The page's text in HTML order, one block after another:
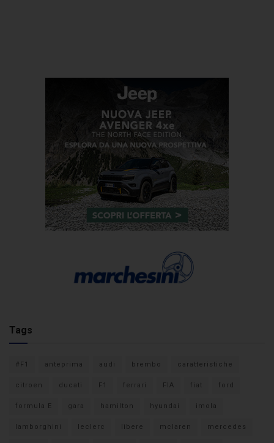
Tags
#F1 anteprima audi brembo caratteristiche
citroen ducati F1 ferrari FIA fiat ford
formula E gara hamilton hyundai imola
lamborghini leclerc libere mclaren mercedes